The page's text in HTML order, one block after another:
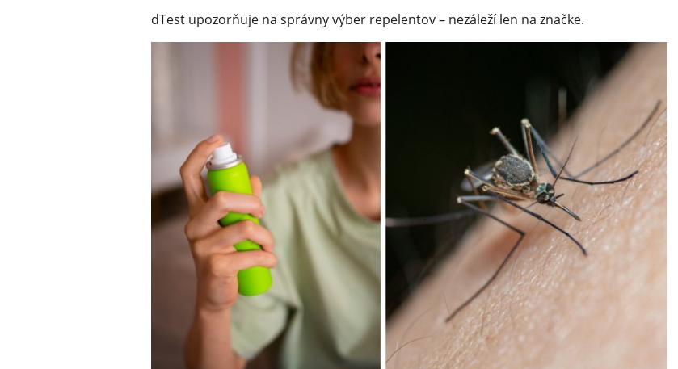
dTest upozorňuje na správny výber repelentov – nezáleží len na značke.